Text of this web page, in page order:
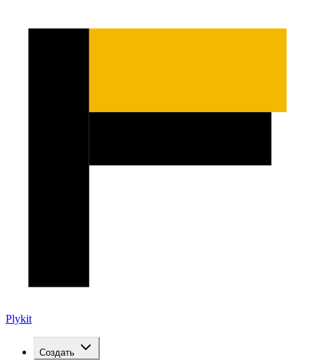
Plykit
Создать